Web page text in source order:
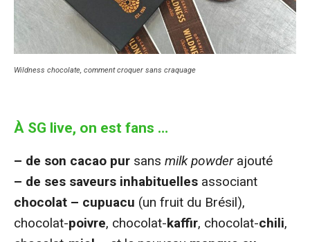
Wildness chocolate, comment croquer sans craquage
À SG live, on est fans …
– de son cacao pur sans milk powderajouté
– de ses saveurs inhabituelles associant
chocolat – cupuacu (un fruit du Brésil),
chocolat-poivre, chocolat-kaffir, chocolat-chili,